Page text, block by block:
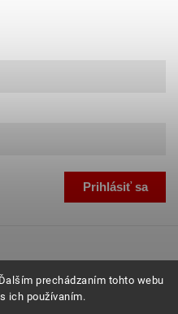
prechádzaním tohto webu
ich používaním.
Prihlásiť sa